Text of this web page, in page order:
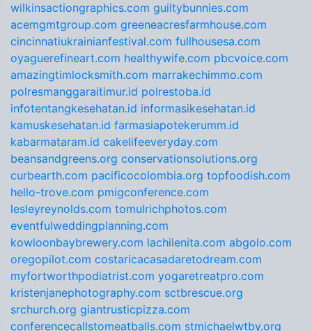
wilkinsactiongraphics.com guiltybunnies.com
acemgmtgroup.com greeneacresfarmhouse.com
cincinnatiukrainianfestival.com fullhousesa.com
oyaguerefineart.com healthywife.com pbcvoice.com
amazingtimlocksmith.com marrakechimmo.com
polresmanggaraitimur.id polrestoba.id
infotentangkesehatan.id informasikesehatan.id
kamuskesehatan.id farmasiapotekerumm.id
kabarmataram.id cakelifeeveryday.com
beansandgreens.org conservationsolutions.org
curbearth.com pacificocolombia.org topfoodish.com
hello-trove.com pmigconference.com
lesleyreynolds.com tomulrichphotos.com
eventfulweddingplanning.com
kowloonbaybrewery.com lachilenita.com abgolo.com
oregopilot.com costaricacasadaretodream.com
myfortworthpodiatrist.com yogaretreatpro.com
kristenjanephotography.com sctbrescue.org
srchurch.org giantrusticpizza.com
conferencecallstomeatballs.com stmichaelwtby.org